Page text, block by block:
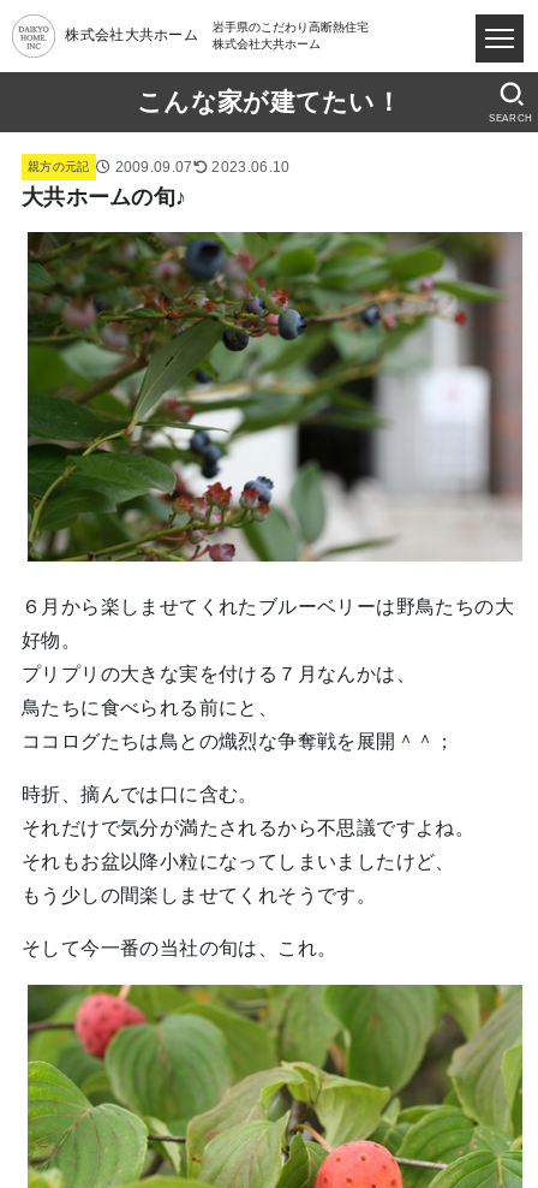
株式会社大共ホーム
岩手県のこだわり高断熱住宅
株式会社大共ホーム
こんな家が建てたい！
SEARCH
親方の元記 2009.09.07 2023.06.10
大共ホームの旬♪
６月から楽しませてくれたブルーベリーは野鳥たちの大
好物。
プリプリの大きな実を付ける７月なんかは、
鳥たちに食べられる前にと、
ココログたちは鳥との熾烈な争奪戦を展開＾＾；
時折、摘んでは口に含む。
それだけで気分が満たされるから不思議ですよね。
それもお盆以降小粒になってしまいましたけど、
もう少しの間楽しませてくれそうです。
そして今一番の当社の旬は、これ。